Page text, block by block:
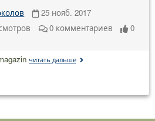
25 нояб. 2017
0 комментариев 0
читать дальше